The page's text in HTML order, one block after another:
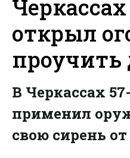
открыл
проучить
В Черкассах
применил
свою сирень